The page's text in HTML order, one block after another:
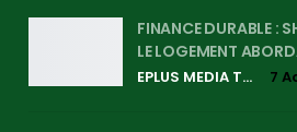
FINANCE DURABLE :
LE LOGEMENT
EPLUS MEDIA TV 7